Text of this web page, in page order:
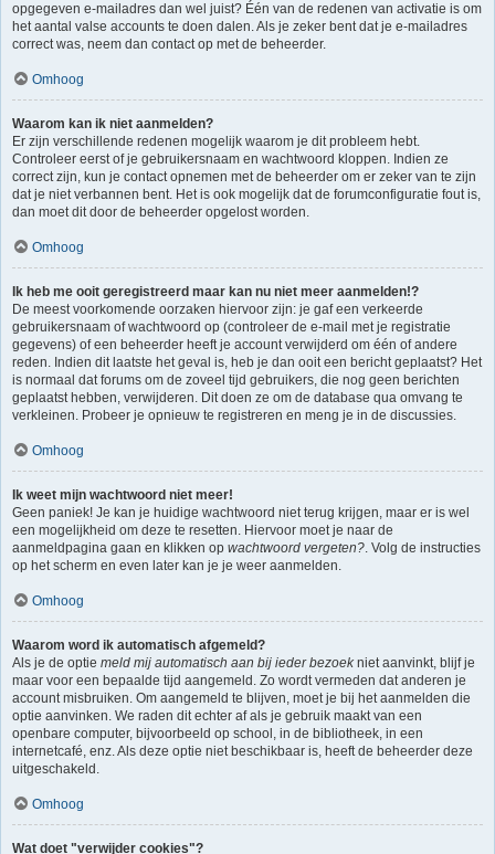
opgegeven e-mailadres dan wel juist? Één van de redenen van activatie is om
het aantal valse accounts te doen dalen. Als je zeker bent dat je e-mailadres
correct was, neem dan contact op met de beheerder.
Omhoog
Waarom kan ik niet aanmelden?
Er zijn verschillende redenen mogelijk waarom je dit probleem hebt.
Controleer eerst of je gebruikersnaam en wachtwoord kloppen. Indien ze
correct zijn, kun je contact opnemen met de beheerder om er zeker van te zijn
dat je niet verbannen bent. Het is ook mogelijk dat de forumconfiguratie fout is,
dan moet dit door de beheerder opgelost worden.
Omhoog
Ik heb me ooit geregistreerd maar kan nu niet meer aanmelden!?
De meest voorkomende oorzaken hiervoor zijn: je gaf een verkeerde
gebruikersnaam of wachtwoord op (controleer de e-mail met je registratie
gegevens) of een beheerder heeft je account verwijderd om één of andere
reden. Indien dit laatste het geval is, heb je dan ooit een bericht geplaatst? Het
is normaal dat forums om de zoveel tijd gebruikers, die nog geen berichten
geplaatst hebben, verwijderen. Dit doen ze om de database qua omvang te
verkleinen. Probeer je opnieuw te registreren en meng je in de discussies.
Omhoog
Ik weet mijn wachtwoord niet meer!
Geen paniek! Je kan je huidige wachtwoord niet terug krijgen, maar er is wel
een mogelijkheid om deze te resetten. Hiervoor moet je naar de
aanmeldpagina gaan en klikken op wachtwoord vergeten?. Volg de instructies
op het scherm en even later kan je je weer aanmelden.
Omhoog
Waarom word ik automatisch afgemeld?
Als je de optie meld mij automatisch aan bij ieder bezoekniet aanvinkt, blijf je
maar voor een bepaalde tijd aangemeld. Zo wordt vermeden dat anderen je
account misbruiken. Om aangemeld te blijven, moet je bij het aanmelden die
optie aanvinken. We raden dit echter af als je gebruik maakt van een
openbare computer, bijvoorbeeld op school, in de bibliotheek, in een
internetcafé, enz. Als deze optie niet beschikbaar is, heeft de beheerder deze
uitgeschakeld.
Omhoog
Wat doet "verwijder cookies"?